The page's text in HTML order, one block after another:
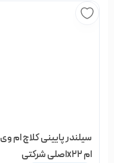
سیلندر پایینی کلاچ ام وی
ام x22اصلی شرکتی